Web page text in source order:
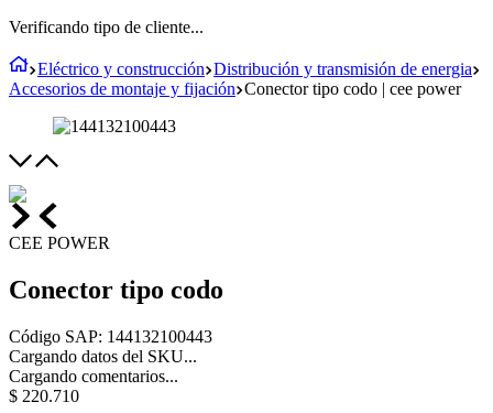
Verificando tipo de cliente...
Eléctrico y construcción Distribución y transmisión de energia
Accesorios de montaje y fijación Conector tipo codo | cee power
CEE POWER
Conector tipo codo
Código SAP: 144132100443
Cargando datos del SKU...
Cargando comentarios...
$ 220.710